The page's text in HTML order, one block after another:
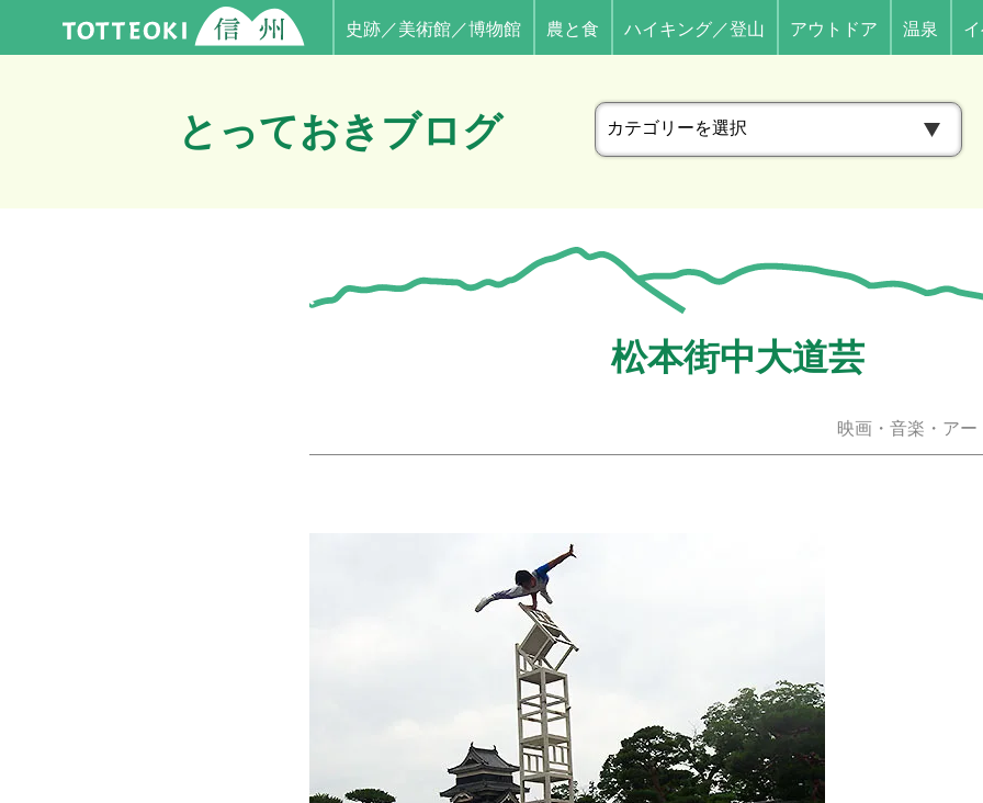
史跡／美術館／博物館 農と食 ハイキング／登山 アウトドア 温泉
とっておきブログ
カ
テ
リ
ー
松本街中大道芸
映画・音楽・アー